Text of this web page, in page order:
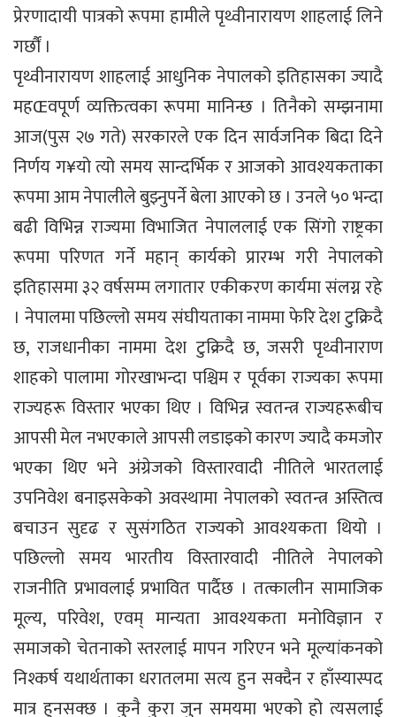
प्रेरणादायी पात्रको रूपमा हामीले पृथ्वीनारायण शाहलाई लिने
गर्छौं ।
पृथ्वीनारायण शाहलाई आधुनिक नेपालको इतिहासका ज्यादै
महŒवपूर्ण व्यक्तित्वका रूपमा मानिन्छ । तिनैको सम्झनामा
आज(पुस २७ गते) सरकारले एक दिन सार्वजनिक बिदा दिने
निर्णय ग¥यो त्यो समय सान्दर्भिक र आजको आवश्यकताका
रूपमा आम नेपालीले बुझ्नुपर्ने बेला आएको छ । उनले ५० भन्दा
बढी विभिन्न राज्यमा विभाजित नेपाललाई एक सिंगो राष्ट्रका
रूपमा परिणत गर्ने महान् कार्यको प्रारम्भ गरी नेपालको
इतिहासमा ३२ वर्षसम्म लगातार एकीकरण कार्यमा संलग्न रहे
। नेपालमा पछिल्लो समय संघीयताका नाममा फेरि देश टुक्रिदै
छ, राजधानीका नाममा देश टुक्रिदै छ, जसरी पृथ्वीनाराण
शाहको पालामा गोरखाभन्दा पश्चिम र पूर्वका राज्यका रूपमा
राज्यहरू विस्तार भएका थिए । विभिन्न स्वतन्त्र राज्यहरूबीच
आपसी मेल नभएकाले आपसी लडाइको कारण ज्यादै कमजोर
भएका थिए भने अंग्रेजको विस्तारवादी नीतिले भारतलाई
उपनिवेश बनाइसकेको अवस्थामा नेपालको स्वतन्त्र अस्तित्व
बचाउन सुदृढ र सुसंगठित राज्यको आवश्यकता थियो ।
पछिल्लो समय भारतीय विस्तारवादी नीतिले नेपालको
राजनीति प्रभावलाई प्रभावित पार्दैछ । तत्कालीन सामाजिक
मूल्य, परिवेश, एवम् मान्यता आवश्यकता मनोविज्ञान र
समाजको चेतनाको स्तरलाई मापन गरिएन भने मूल्यांकनको
निश्कर्ष यथार्थताका धरातलमा सत्य हुन सक्दैन र हाँस्यास्पद
मात्र हुनसक्छ । कुनै कुरा जुन समयमा भएको हो त्यसलाई